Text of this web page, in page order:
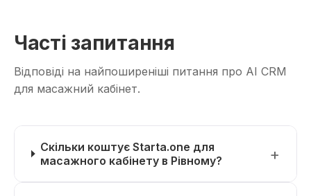
Часті запитання
Відповіді на найпоширеніші питання про AI CRM
для масажний кабінет.
Скільки коштує Starta.one для
масажного кабінету в Рівному?